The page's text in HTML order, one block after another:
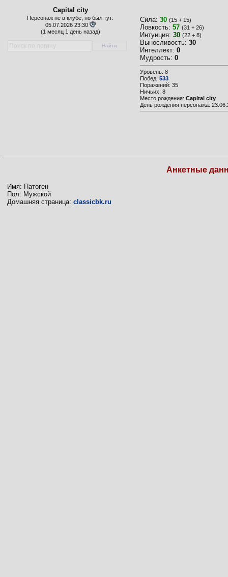
Capital city
Персонаж не в клубе, но был тут:
05.07.2026 23:30
(1 месяц 1 день назад)
Сила: 30 (15 + 15)
Ловкость: 57 (31 + 26)
Интуиция: 30 (22 + 8)
Выносливость: 30
Интеллект: 0
Мудрость: 0
Уровень: 8
Побед: 533
Поражений: 35
Ничьих: 8
Место рождения: Capital city
День рождения персонажа:
Анкетные
Имя: Патоген
Пол: Мужской
Домашняя страница: classicbk.ru